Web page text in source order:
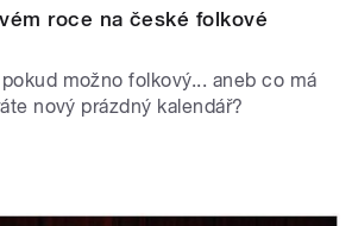
roce na české folkové
možno folkový... aneb co má
nový prázdný kalendář?